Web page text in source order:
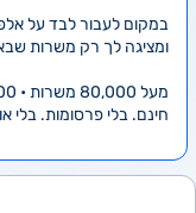
ומציגה לך רק משרות
מעל 80,000 משרות • 4,000 חדשות ביום
חינם. בלי פרסומות. בלי